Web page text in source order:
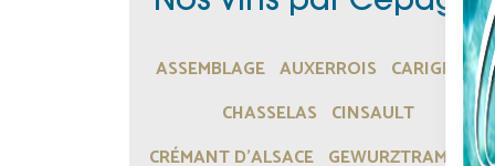
ASSEMBLAGE AUXERROIS CARIGNAN
CHASSELAS CINSAULT
CRÉMANT D'ALSACE GEWURZTRAMINER